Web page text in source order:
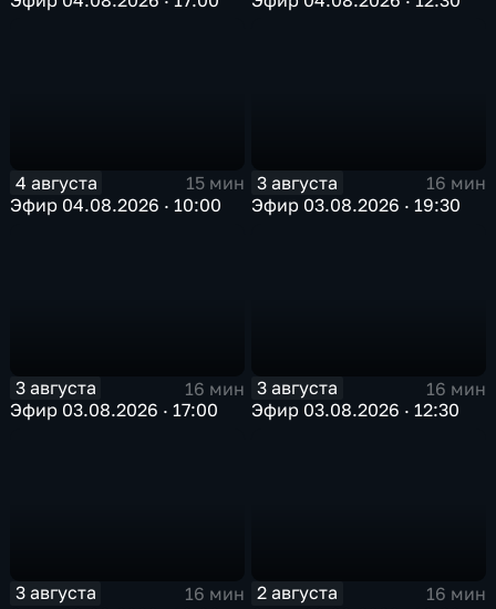
4 августа
15 мин
Эфир 04.08.2026 · 10:00
3 августа
16 мин
Эфир 03.08.2026 · 19:30
3 августа
16 мин
Эфир 03.08.2026 · 17:00
3 августа
16 мин
Эфир 03.08.2026 · 12:30
3 августа
16 мин
2 августа
16 мин